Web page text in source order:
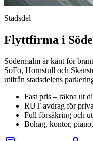
Stadsdel
Flyttfirma i
Södermalm är känt för
SoFo, Hornstull och
utifrån stadsdelens
Fast pris – räkna ut
RUT-avdrag för
Full försäkring och
Bohag, kontor,